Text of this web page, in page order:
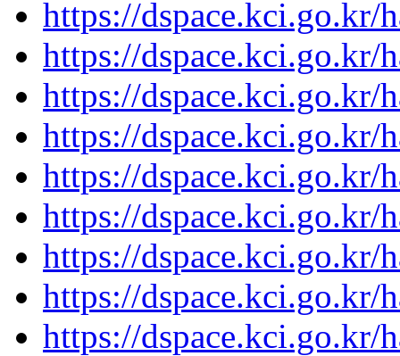
https://dspace.kci.go.kr/
https://dspace.kci.go.kr/
https://dspace.kci.go.kr/
https://dspace.kci.go.kr/
https://dspace.kci.go.kr/
https://dspace.kci.go.kr/
https://dspace.kci.go.kr/
https://dspace.kci.go.kr/
https://dspace.kci.go.kr/